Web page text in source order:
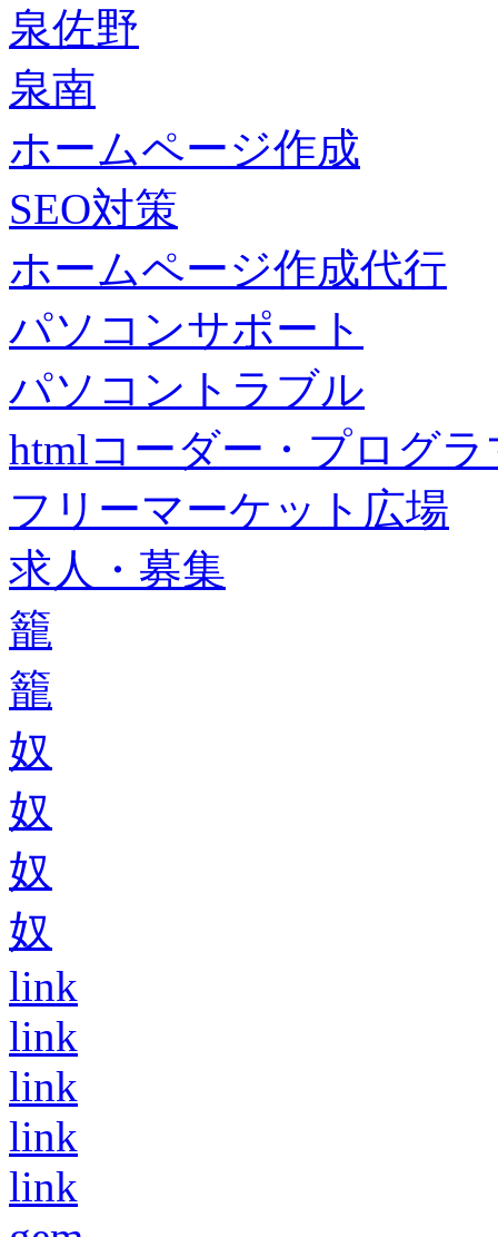
泉佐野
泉南
ホームページ作成
SEO対策
ホームページ作成代行
パソコンサポート
パソコントラブル
htmlコーダー・プログラ
フリーマーケット広場
求人・募集
籠
籠
奴
奴
奴
奴
link
link
link
link
link